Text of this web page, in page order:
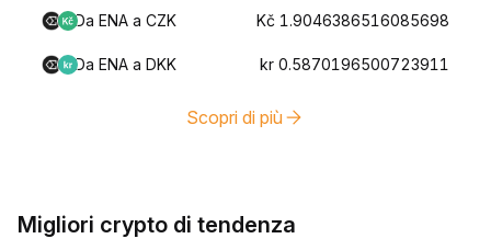
Da ENA a CZK Kč 1.9046386516085698
Da ENA a DKK kr 0.5870196500723911
Scopri di più
Migliori crypto di tendenza